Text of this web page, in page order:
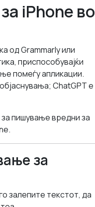
iPhone во
од Grammarly или
приспособувајќи
помеѓу апликации.
ChatGPT е
пишување вредни за
за
залепите текстот, да